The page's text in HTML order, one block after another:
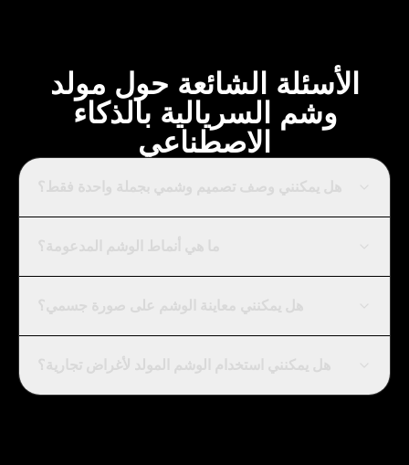
الأسئلة الشائعة حول مولد
وشم السريالية بالذكاء
الاصطناعي